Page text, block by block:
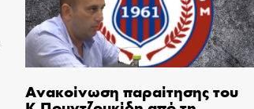
Ανακοίνωση παραίτησης του